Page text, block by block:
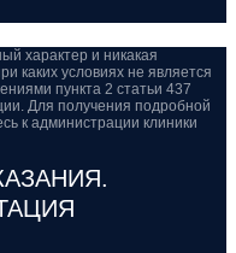
характер и никакая
каких условиях не является
пункта 2 статьи 437
Для получения подробной
к администрации клиники